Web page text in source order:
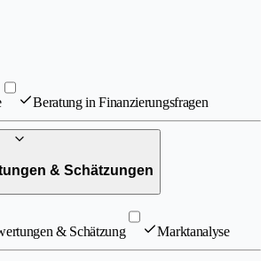
Beratung in Finanzierungsfragen
& Schätzungen
& Schätzung Marktanalyse